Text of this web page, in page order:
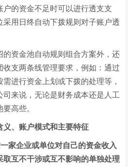
户的资金不足时可以进行透支支
采用日终自动下拨规则对子账户透
资金池自动规则组合方案外，还
收支两条线管理要求，例如：通过
进行资金上划或下拨的处理等，
司来说，无论是财务成本还是人工
高些。
、账户模式和主要特征
企业或单位对自己的资金收入
取互不干涉或互不影响的单独处理